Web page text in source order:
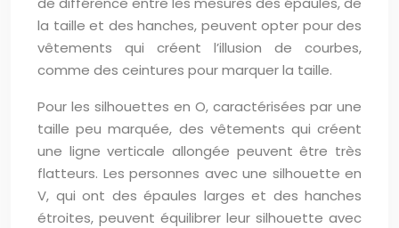
la taille et des hanches, peuvent opter pour des
vêtements qui créent l’illusion de courbes,
comme des ceintures pour marquer la taille.
Pour les silhouettes en O, caractérisées par une
taille peu marquée, des vêtements qui créent
une ligne verticale allongée peuvent être très
flatteurs. Les personnes avec une silhouette en
V, qui ont des épaules larges et des hanches
étroites, peuvent équilibrer leur silhouette avec